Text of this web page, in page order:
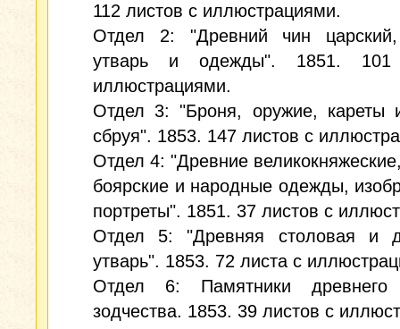
112 листов с иллюстрациями.
Отдел 2: "Древний чин царский,
утварь и одежды". 1851.
иллюстрациями.
Отдел 3: "Броня, оружие, кареты
сбруя". 1853. 147 листов с
Отдел 4: "Древние
боярские и народные одежды,
портреты". 1851. 37 листов с
Отдел 5: "Древняя столовая и
утварь". 1853. 72 листа с
Отдел 6: Памятники древнего
зодчества. 1853. 39 листов с